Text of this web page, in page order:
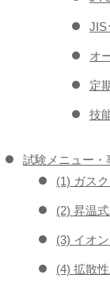
JIS
オ
定
技
試験メニュー・
(1) ガス
(2) 昇温
(3) イオ
(4) 拡散